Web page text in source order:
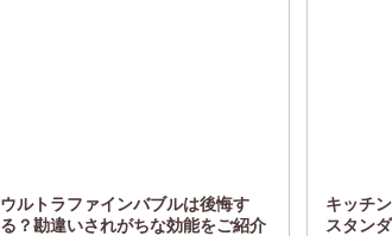
ウルトラファインバブルは後悔す
る？勘違いされがちな効能をご紹介
キッチ
スタン